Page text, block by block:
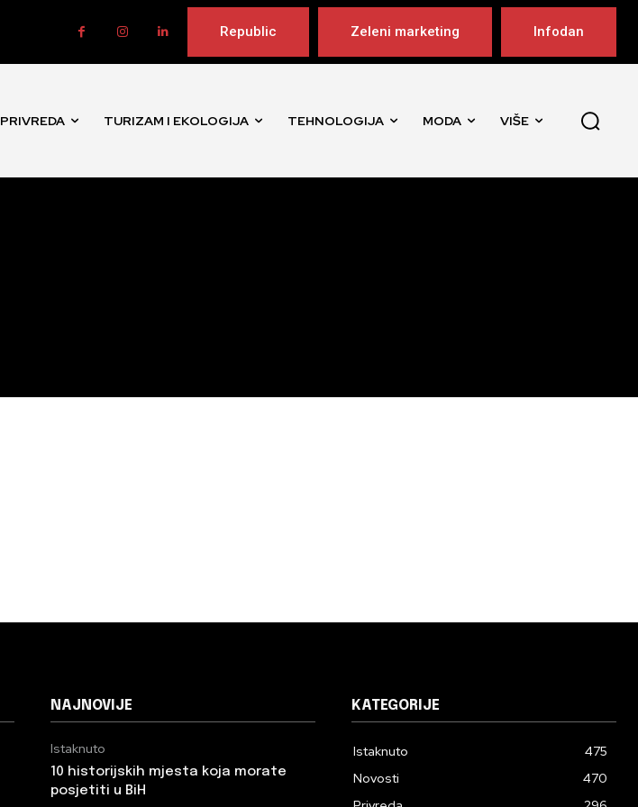
Republic Zeleni marketing Infodan
PRIVREDA TURIZAM I EKOLOGIJA TEHNOLOGIJA MODA VIŠE
NAJNOVIJE
Istaknuto
10 historijskih mjesta koja morate
posjetiti u BiH
KATEGORIJE
Istaknuto
475
Novosti
470